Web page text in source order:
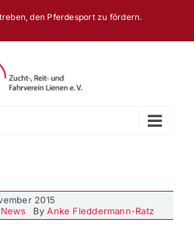
den Pferdesport zu fördern.
2015
ByAnke Fleddermann-Ratz